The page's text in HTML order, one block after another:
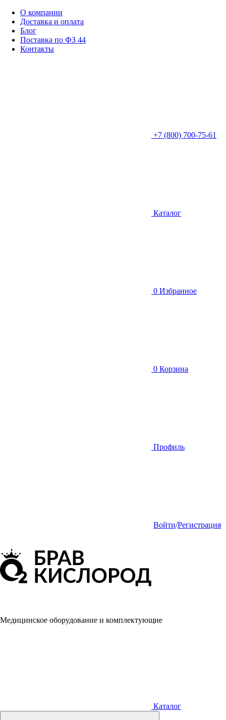
О компании
Доставка и оплата
Блог
Поставка по ФЗ 44
Контакты
+7 (800) 700-75-61
Каталог
0 Избранное
0 Корзина
Профиль
Войти/Регистрация
Медицинское оборудование и комплектующие
Каталог